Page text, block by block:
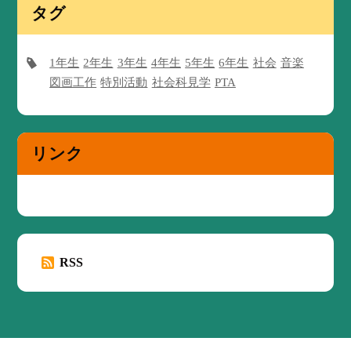
タグ
1年生 2年生 3年生 4年生 5年生 6年生 社会 音楽
図画工作 特別活動 社会科見学 PTA
リンク
RSS